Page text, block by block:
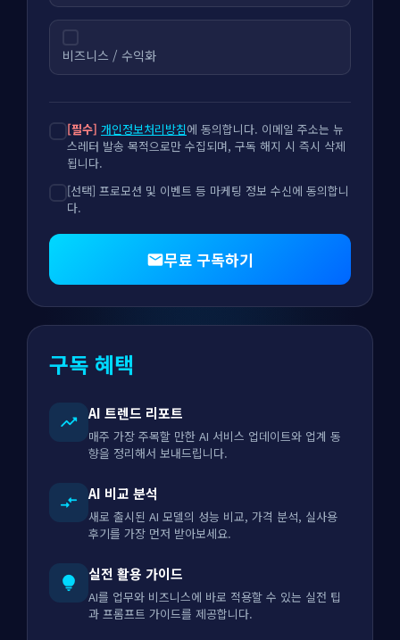
비즈니스 / 수익화
[필수] 개인정보처리방침에 동의합니다. 이메일 주소는 뉴
스레터 발송 목적으로만 수집되며, 구독 해지 시 즉시 삭제
됩니다.
[선택] 프로모션 및 이벤트 등 마케팅 정보 수신에 동의합니
다.
mail무료 구독하기
구독 혜택
trending_up AI 트렌드 리포트
매주 가장 주목할 만한 AI 서비스 업데이트와 업계 동
향을 정리해서 보내드립니다.
compare_arrows AI 비교 분석
새로 출시된 AI 모델의 성능 비교, 가격 분석, 실사용
후기를 가장 먼저 받아보세요.
lightbulb 실전 활용 가이드
AI를 업무와 비즈니스에 바로 적용할 수 있는 실전 팁
과 프롬프트 가이드를 제공합니다.